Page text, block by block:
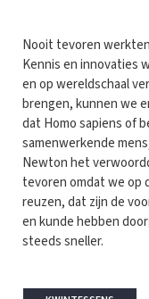
Nooit tevoren
Kennis en innovaties
en op wereldschaal
brengen, kunnen we
dat Homo sapiens of
samenwerkende
Newton het
tevoren omdat we op
reuzen, dat zijn de
en kunde hebben
steeds sneller.